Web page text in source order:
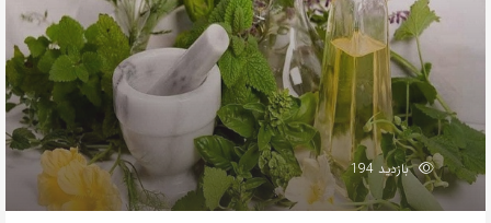
بازدید 194